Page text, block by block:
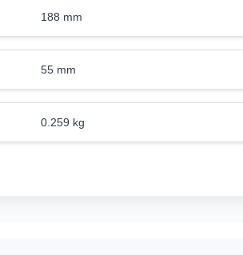
188 mm
55 mm
0.259 kg